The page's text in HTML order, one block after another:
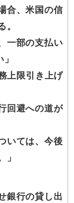
合、米国の信
。
一部の支払い
上限引き上げ
回避への道が
いては、今後
」
銀行の貸し出